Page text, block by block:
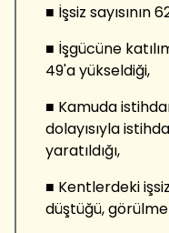
■ İşsiz sayısının
■ İşgücüne
49'a yükseldiği,
■ Kamuda
dolayısıyla
yaratıldığı,
■ Kentlerdeki
düştüğü,